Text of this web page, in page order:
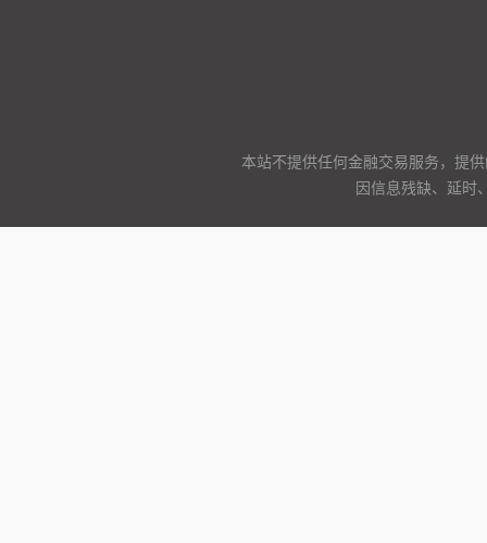
本站不提供任何金融交易服务，提
因信息残缺、延时